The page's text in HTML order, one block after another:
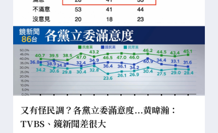
又有怪民調？各黨立委滿意度...黃暐瀚：
TVBS、鏡新聞差很大